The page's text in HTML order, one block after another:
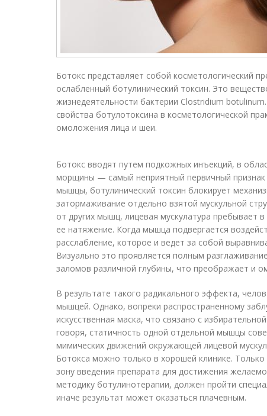
Ботокс представляет собой кос­ме­то­ло­гический
ослабленный ботулинический токсин. Это
жизнедеятельности бактерии Clostridium
свойства ботулотоксина в кос­ме­тологической
омоложения лица и шеи.
Ботокс вводят путем подкожных инъекций, в
морщины — самый неприятный первичный признак
мышцы, ботулинический токсин блокирует
затормаживание отдельно взятой мускульной
от других мышц, лицевая мускулатура пребывает
ее натяжение. Когда мышца подвергается
расслабление, которое и ведет за собой
Визуально это проявляется полным
заломов различной глубины, что преображает и
В результате такого радикального эффекта,
мышцей. Однако, вопреки распространенному
искусственная маска, что связано с
говоря, статичность одной отдельной мышцы
мимических движений окружающей лицевой
Ботокса можно только в хорошей клинике.
зону введения препарата для достижения
методику ботулинотерапии, должен пройти
иначе результат может оказаться плачевным.